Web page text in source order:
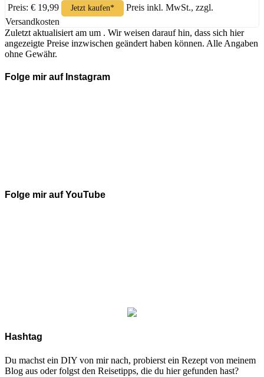
Preis: € 19,99
Jetzt kaufen*
Preis inkl. MwSt., zzgl.
Versandkosten
Zuletzt aktualisiert am um . Wir weisen darauf hin, dass sich hier
angezeigte Preise inzwischen geändert haben können. Alle Angaben
ohne Gewähr.
Folge mir auf Instagram
Folge mir auf YouTube
Hashtag
Du machst ein DIY von mir nach, probierst ein Rezept von meinem
Blog aus oder folgst den Reisetipps, die du hier gefunden hast?